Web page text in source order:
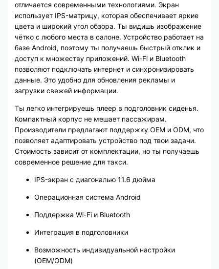
отличается современными технологиями. Экран
использует IPS-матрицу, которая обеспечивает яркие
цвета и широкий угол обзора. Ты видишь изображение
чётко с любого места в салоне. Устройство работает на
базе Android, поэтому ты получаешь быстрый отклик и
доступ к множеству приложений. Wi-Fi и Bluetooth
позволяют подключать интернет и синхронизировать
данные. Это удобно для обновления рекламы и
загрузки свежей информации.
Ты легко интегрируешь плеер в подголовник сиденья.
Компактный корпус не мешает пассажирам.
Производители предлагают поддержку OEM и ODM, что
позволяет адаптировать устройство под твои задачи.
Стоимость зависит от комплектации, но ты получаешь
современное решение для такси.
IPS-экран с диагональю 11.6 дюйма
Операционная система Android
Поддержка Wi-Fi и Bluetooth
Интеграция в подголовники
Возможность индивидуальной настройки
(OEM/ODM)